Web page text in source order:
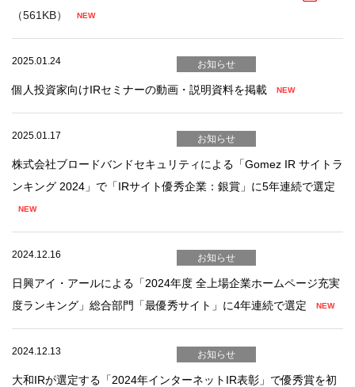
（561KB）
2025.01.24 お知らせ
個人投資家向けIRセミナーの動画・説明資料を掲載
2025.01.17 お知らせ
株式会社ブロードバンドセキュリティによる「Gomez IR サイトラ
ンキング 2024」で「IRサイト優秀企業：銀賞」に5年連続で選定
2024.12.16 お知らせ
日興アイ・アールによる「2024年度 全上場企業ホームページ充実
度ランキング」総合部門「最優秀サイト」に4年連続で選定
2024.12.13 お知らせ
大和IRが選定する「2024年インターネットIR表彰」で優秀賞を初